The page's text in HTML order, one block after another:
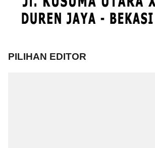
PILIHAN EDITOR